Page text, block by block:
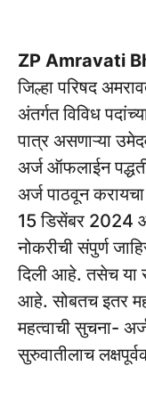
ZP Amravati
जिल्हा परिषद
अंतर्गत विविध
पात्र असणाऱ्या
अर्ज ऑफलाईन
अर्ज पाठवून
15 डिसेंबर 2024
नोकरीची संपुर्ण
दिली आहे. तसेच या
आहे. सोबतच इतर
महत्वाची सुचना-
सुरुवातीलाच